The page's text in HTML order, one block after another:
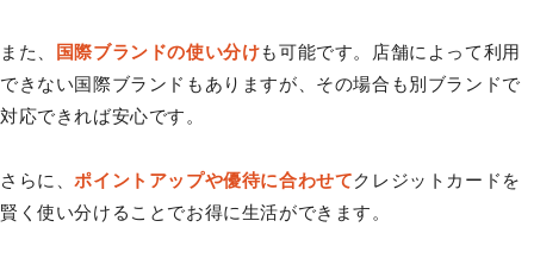
また、 国際ブランドの使い分けも可能です。店舗によって利用
できない国際ブランドもありますが、その場合も別ブランドで
対応できれば安心です。
さらに、ポイントアップや優待に合わせてクレジットカードを
賢く使い分けることでお得に生活ができます。